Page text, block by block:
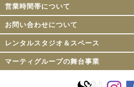
営業時間帯について
お問い合わせについて
レンタルスタジオ＆スペース
マーティグループの舞台事業